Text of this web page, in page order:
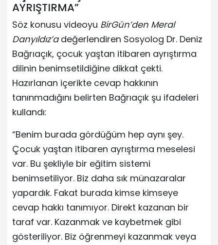
AYRIŞTIRMA”
Söz konusu videoyu BirGün’den Meral
Danyıldız’adeğerlendiren Sosyolog Dr. Deniz
Bağrıaçık, çocuk yaştan itibaren ayrıştırma
dilinin benimsetildiğine dikkat çekti.
Hazırlanan içerikte cevap hakkının
tanınmadığını belirten Bağrıaçık şu ifadeleri
kullandı:
“Benim burada gördüğüm hep aynı şey.
Çocuk yaştan itibaren ayrıştırma meselesi
var. Bu şekliyle bir eğitim sistemi
benimsetiliyor. Biz daha sık münazaralar
yapardık. Fakat burada kimse kimseye
cevap hakkı tanımıyor. Direkt kazanan bir
taraf var. Kazanmak ve kaybetmek gibi
gösteriliyor. Biz öğrenmeyi kazanmak veya